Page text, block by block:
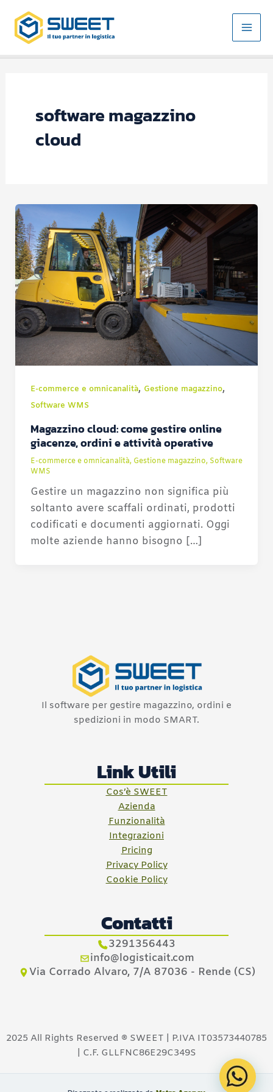
contenuto
software magazzino
cloud
E-commerce e omnicanalità, Gestione magazzino,
Software WMS
Magazzino cloud: come gestire online
giacenze, ordini e attività operative
E-commerce e omnicanalità, Gestione magazzino, Software
WMS
Gestire un magazzino non significa più
soltanto avere scaffali ordinati, prodotti
codificati e documenti aggiornati. Oggi
molte aziende hanno bisogno […]
Il software per gestire magazzino, ordini e
spedizioni in modo SMART.
Link Utili
Cos’è SWEET
Azienda
Funzionalità
Integrazioni
Pricing
Privacy Policy
Cookie Policy
Contatti
3291356443
info@logisticait.com
Via Corrado Alvaro, 7/A 87036 - Rende (CS)
2025 All Rights Reserved ® SWEET | P.IVA IT03573440785
| C.F. GLLFNC86E29C349S